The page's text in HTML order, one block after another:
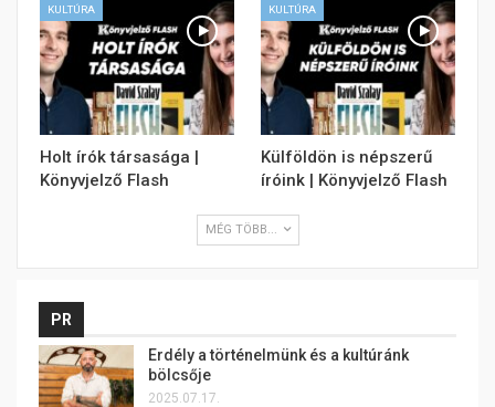
KULTÚRA
Holt írók társasága |
Könyvjelző Flash
KULTÚRA
Külföldön is népszerű
íróink | Könyvjelző Flash
MÉG TÖBB...
PR
Erdély a történelmünk és a kultúránk
bölcsője
2025.07.17.